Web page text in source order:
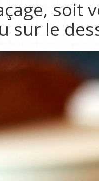
soit
sur le